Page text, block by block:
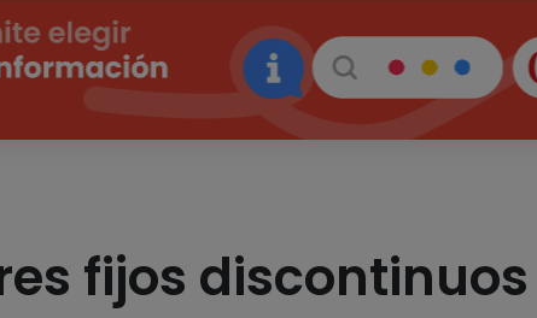
fijos discontinuos